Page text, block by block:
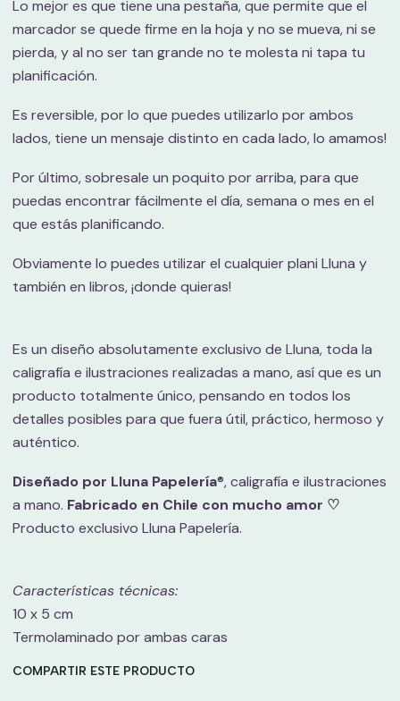
Lo mejor es que tiene una pestaña, que permite que el
marcador se quede firme en la hoja y no se mueva, ni se
pierda, y al no ser tan grande no te molesta ni tapa tu
planificación.
Es reversible, por lo que puedes utilizarlo por ambos
lados, tiene un mensaje distinto en cada lado, lo amamos!
Por último, sobresale un poquito por arriba, para que
puedas encontrar fácilmente el día, semana o mes en el
que estás planificando.
Obviamente lo puedes utilizar el cualquier plani Lluna y
también en libros, ¡donde quieras!
Es un diseño absolutamente exclusivo de Lluna, toda la
caligrafía e ilustraciones realizadas a mano, así que es un
producto totalmente único, pensando en todos los
detalles posibles para que fuera útil, práctico, hermoso y
auténtico.
Diseñado por Lluna Papelería®, caligrafía e ilustraciones
a mano. Fabricado en Chile con mucho amor ♡
Producto exclusivo Lluna Papelería.
Características técnicas:
10 x 5 cm
Termolaminado por ambas caras
COMPARTIR ESTE PRODUCTO